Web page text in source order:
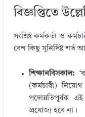
বিজ্ঞপ্তিতে
সংশ্লিষ্ট কর্মকর্তা ও
বেশ কিছু সুনির্দিষ্ট
শিক্ষানবিসকাল:
(কর্মচারী)
পদোন্নতিপূর্বক
প্রযোজ্য হবে না।